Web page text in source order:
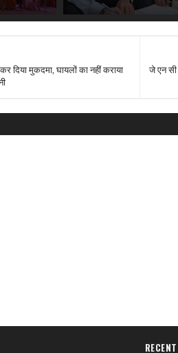
जे एन सी
दिया मुकदमा, घायलों का नहीं कराया